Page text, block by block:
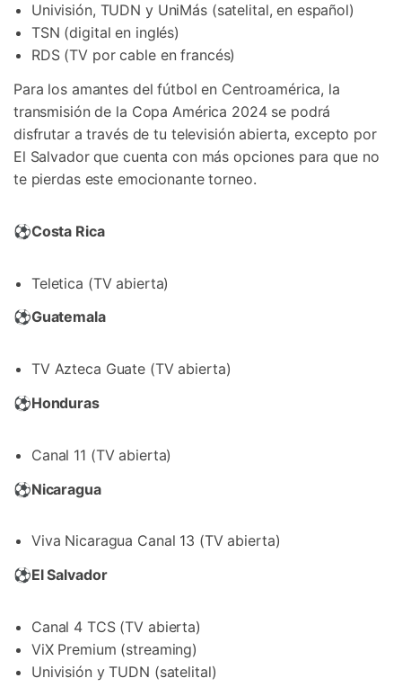
Univisión, TUDN y UniMás (satelital, en español)
TSN (digital en inglés)
RDS (TV por cable en francés)
Para los amantes del fútbol en Centroamérica, la
transmisión de la Copa América 2024 se podrá
disfrutar a través de tu televisión abierta, excepto por
El Salvador que cuenta con más opciones para que no
te pierdas este emocionante torneo.
⚽Costa Rica
Teletica (TV abierta)
⚽Guatemala
TV Azteca Guate (TV abierta)
⚽Honduras
Canal 11 (TV abierta)
⚽Nicaragua
Viva Nicaragua Canal 13 (TV abierta)
⚽El Salvador
Canal 4 TCS (TV abierta)
ViX Premium (streaming)
Univisión y TUDN (satelital)